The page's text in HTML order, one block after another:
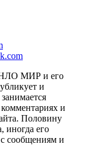
НЛО МИР и его
и
и
Половину
иногда его
с сообщениям и